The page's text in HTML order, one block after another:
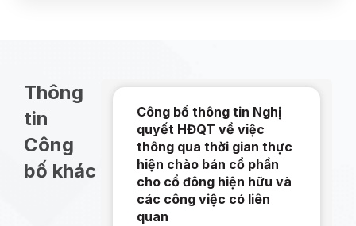
Thông
tin
Công
bố khác
Công bố thông tin Nghị
quyết HĐQT về việc
thông qua thời gian thực
hiện chào bán cổ phần
cho cổ đông hiện hữu và
các công việc có liên
quan